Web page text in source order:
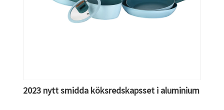
2023 nytt smidda köksredskapsset i aluminium